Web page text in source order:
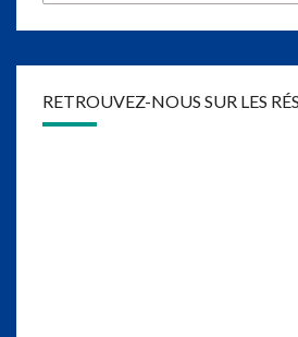
RETROUVEZ-NOUS SUR LES